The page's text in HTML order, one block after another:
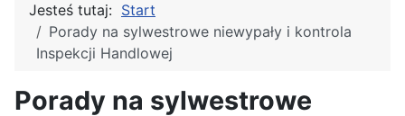
Jesteś tutaj: Start
Porady na sylwestrowe niewypały i kontrola
Inspekcji Handlowej
Porady na sylwestrowe